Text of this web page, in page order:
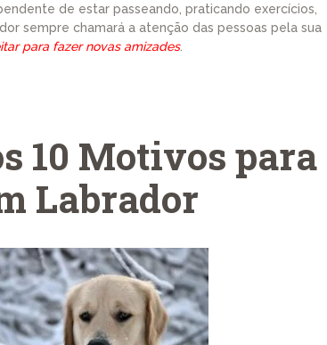
de estar passeando, praticando exercícios,
sempre chamará a atenção das pessoas pela sua
para fazer novas amizades.
10 Motivos para
Labrador